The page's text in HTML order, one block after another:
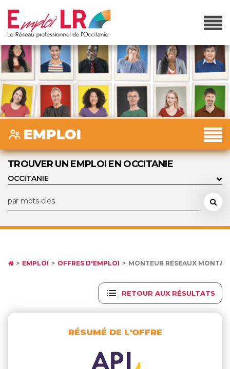
TROUVER UN EMPLOI EN OCCITANIE
EMPLOI OFFRES D'EMPLOI MONTEUR RÉSEAUX
RETOUR AUX RÉSULTATS
RÉSUMÉ DE L'OFFRE